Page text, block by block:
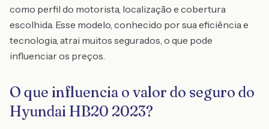
como perfil do motorista, localização e cobertura
escolhida. Esse modelo, conhecido por sua eficiência e
tecnologia, atrai muitos segurados, o que pode
influenciar os preços.
O que influencia o valor do seguro do
Hyundai HB20 2023?